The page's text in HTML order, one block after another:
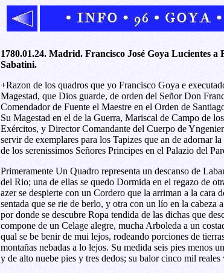
1780.01.24. Madrid. Francisco José Goya Lucientes a
Sabatini.
+Razon de los quadros que yo Francisco Goya e
Magestad, que Dios guarde, de orden del Señor Don
Comendador de Fuente el Maestre en el Orden de
Su Magestad en el de la Guerra, Mariscal de Campo de
Exércitos, y Director Comandante del Cuerpo de
servir de exemplares para los Tapizes que an de adornar
de los serenissimos Señores Principes en el Palazio del
Primeramente Un Quadro representa un descanso de
del Rio; una de ellas se quedo Dormida en el regazo de
azer se despierte con un Cordero que la arriman a la cara
sentada que se rie de berlo, y otra con un lío en la cabeza
por donde se descubre Ropa tendida de las dichas que
compone de un Celage alegre, mucha Arboleda a un
qual se be benir de mui lejos, rodeando porciones de
montañas nebadas a lo lejos. Su medida seis pies menos
y de alto nuebe pies y tres dedos; su balor cinco mil reales